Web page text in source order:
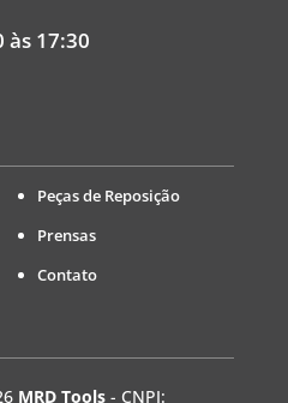
às 17:30
Peças de Reposição
Prensas
Contato
MRD Tools- CNPJ: